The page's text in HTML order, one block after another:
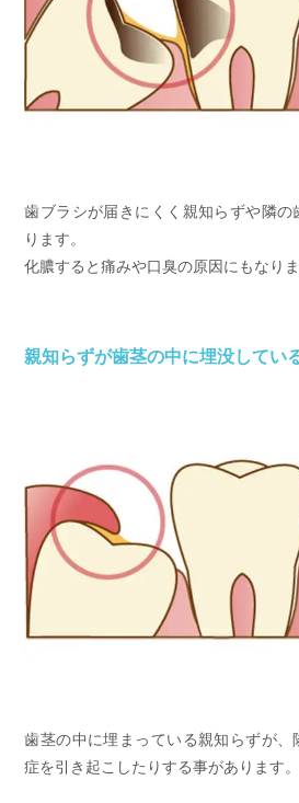
歯ブラシが届きにくく親知らずや隣の
ります。
化膿すると痛みや口臭の原因にもなりま
親知らずが歯茎の中に埋没してい
歯茎の中に埋まっている親知らずが、
症を引き起こしたりする事があります。